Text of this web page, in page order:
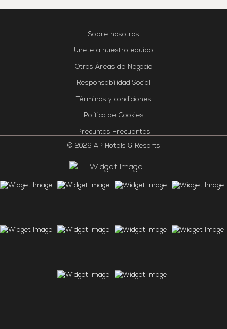
Sobre nosotros
Unete a nuestro equipo
Otras Áreas de Negocio
Responsabilidad Social
Términos y condiciones
Política de Cookies
Preguntas Frecuentes
© 2026 AP Hotels & Resorts